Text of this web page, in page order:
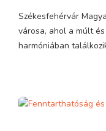
Székesfehérvár
városa, ahol a múlt
harmóniában